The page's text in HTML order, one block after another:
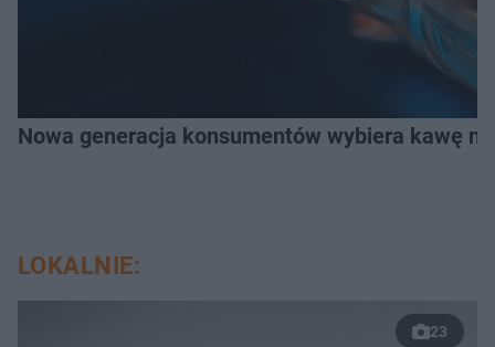
Nowa generacja konsumentów wybiera kawę
LOKALNIE:
23